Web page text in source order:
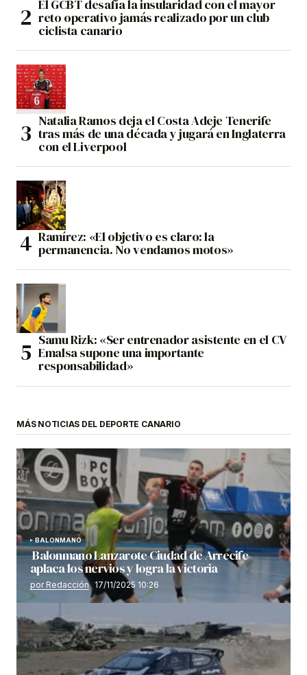
El GCBT desafía la insularidad con el mayor
reto operativo jamás realizado por un club
ciclista canario
Natalia Ramos deja el Costa Adeje Tenerife
tras más de una década y jugará en Inglaterra
con el Liverpool
Ramírez: «El objetivo es claro: la
permanencia. No vendamos motos»
Samu Rizk: «Ser entrenador asistente en el CV
Emalsa supone una importante
responsabilidad»
MÁS NOTICIAS DEL DEPORTE CANARIO
BALONMANO
Balonmano Lanzarote Ciudad de Arrecife
aplaca los nervios y logra la victoria
por Redacción 17/11/2025 10:26